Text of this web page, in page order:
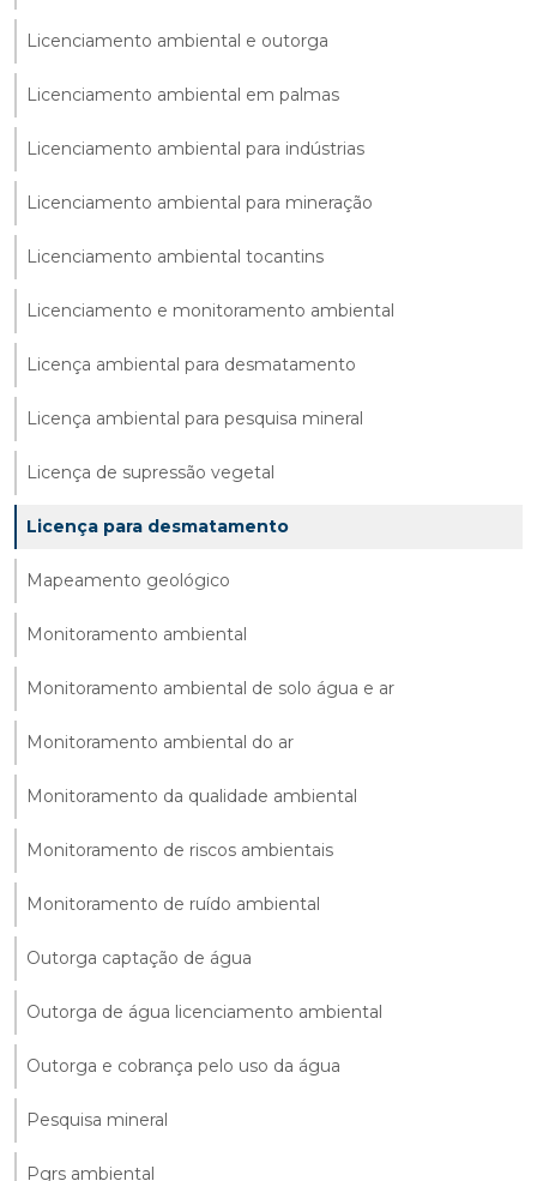
Licenciamento ambiental e outorga
Licenciamento ambiental em palmas
Licenciamento ambiental para indústrias
Licenciamento ambiental para mineração
Licenciamento ambiental tocantins
Licenciamento e monitoramento ambiental
Licença ambiental para desmatamento
Licença ambiental para pesquisa mineral
Licença de supressão vegetal
Licença para desmatamento
Mapeamento geológico
Monitoramento ambiental
Monitoramento ambiental de solo água e ar
Monitoramento ambiental do ar
Monitoramento da qualidade ambiental
Monitoramento de riscos ambientais
Monitoramento de ruído ambiental
Outorga captação de água
Outorga de água licenciamento ambiental
Outorga e cobrança pelo uso da água
Pesquisa mineral
Pgrs ambiental